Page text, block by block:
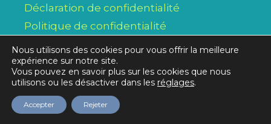
Déclaration de confidentialité
Politique de confidentialité
Réalisation initiale © 2026Alysse SPRL/ modifications,
Dame du Bonlieu
Nous utilisons des cookies pour vous offrir la meilleure
expérience sur notre site.
Vous pouvez en savoir plus sur les cookies que nous
utilisons ou les désactiver dans les réglages.
Accepter Rejeter